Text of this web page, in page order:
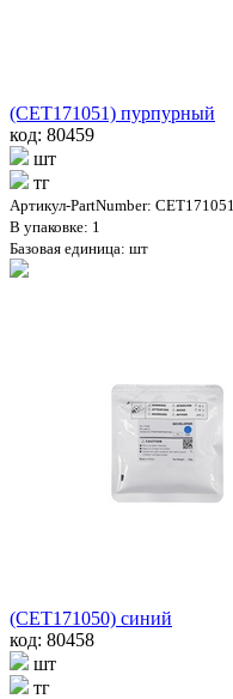
(CET171051) пурпурный
код: 80459
шт
тг
Артикул-PartNumber: CET171051
В упаковке: 1
Базовая единица: шт
(CET171050) синий
код: 80458
шт
тг